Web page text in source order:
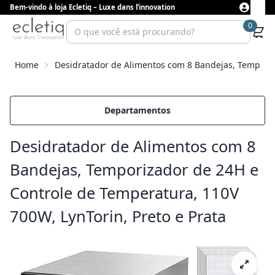
Bem-vindo à loja Ecletiq – Luxe dans l’innovation
0
Home Desidratador de Alimentos com 8 Bandejas,
Departamentos
Desidratador de Alimentos com 8
Bandejas, Temporizador de 24H e
Controle de Temperatura, 110V
700W, LynTorin, Preto e Prata